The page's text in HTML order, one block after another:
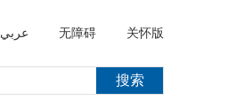
عربي 无障碍 关怀版